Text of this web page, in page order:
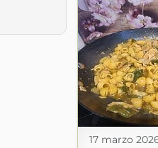
17 marzo